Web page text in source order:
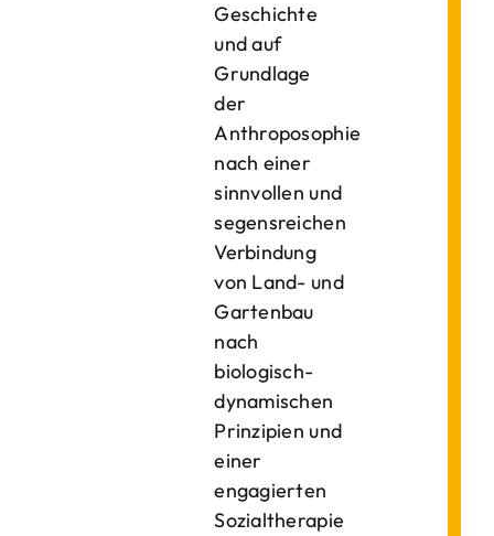
Geschichte
und auf
Grundlage
der
Anthroposophie
nach einer
sinnvollen und
segensreichen
Verbindung
von Land- und
Gartenbau
nach
biologisch-
dynamischen
Prinzipien und
einer
engagierten
Sozialtherapie